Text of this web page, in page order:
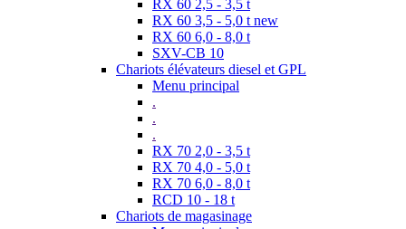
RX 60 2,5 - 3,5 t
RX 60 3,5 - 5,0 t new
RX 60 6,0 - 8,0 t
SXV-CB 10
Chariots élévateurs diesel et GPL
Menu principal
.
.
.
RX 70 2,0 - 3,5 t
RX 70 4,0 - 5,0 t
RX 70 6,0 - 8,0 t
RCD 10 - 18 t
Chariots de magasinage